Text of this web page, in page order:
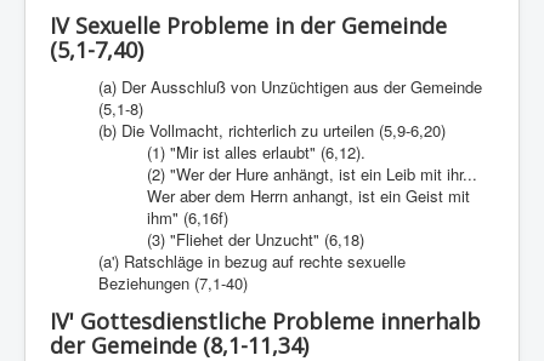
IV Sexuelle Probleme in der Gemeinde
(5,1-7,40)
(a) Der Ausschluß von Unzüchtigen aus der Gemeinde
(5,1-8)
(b) Die Vollmacht, richterlich zu urteilen (5,9-6,20)
(1) "Mir ist alles erlaubt" (6,12).
(2) "Wer der Hure anhängt, ist ein Leib mit ihr...
Wer aber dem Herrn anhangt, ist ein Geist mit
ihm" (6,16f)
(3) "Fliehet der Unzucht" (6,18)
(a') Ratschläge in bezug auf rechte sexuelle
Beziehungen (7,1-40)
IV' Gottesdienstliche Probleme innerhalb
der Gemeinde (8,1-11,34)